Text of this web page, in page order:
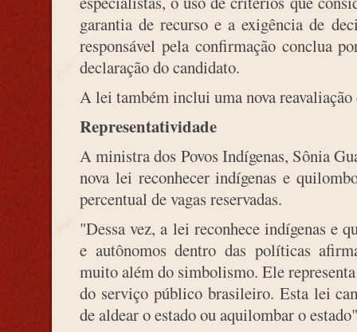
garantia de recurso e a exigência de
responsável pela confirmação conclua
declaração do candidato.
A lei também inclui uma nova
Representatividade
A ministra dos Povos Indígenas, Sônia
nova lei reconhecer indígenas e
percentual de vagas reservadas.
"Dessa vez, a lei reconhece indígenas e
e autônomos dentro das políticas
muito além do simbolismo. Ele
do serviço público brasileiro. Esta lei
de aldear o estado ou aquilombar o